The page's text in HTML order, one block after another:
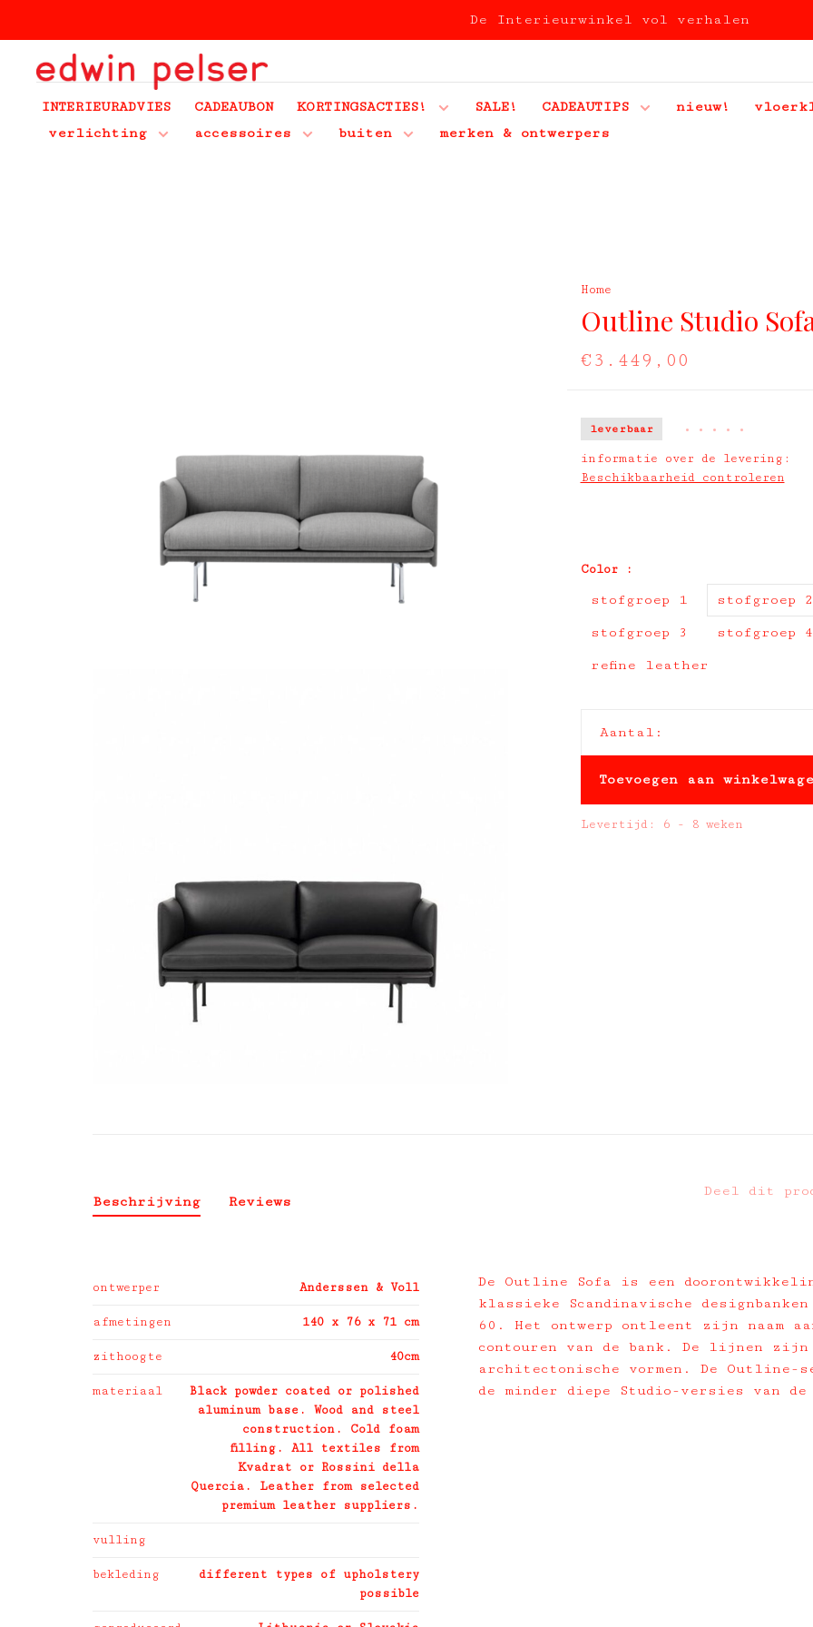
De Interieurwinkel vol verhalen
INTERIEURADVIES CADEAUBON KORTINGSACTIES! SALE! CADEAUTIPS nieuw!
verlichting
accessoires buiten merken & ontwerpers
Home
Outline Studio
€3.449,00
leverbaar • • • • •
informatie over de levering:
Beschikbaarheid controleren
Color :
stofgroep 1 stofgroep 2
stofgroep 3 stofgroep 4
refine leather
Aantal:
Toevoegen aan
Levertijd: 6 - 8 weken
Deel dit
Beschrijving Reviews
ontwerper Anderssen & Voll
afmetingen 140 x 76 x 71 cm
zithoogte 40cm
materiaal
Black powder coated or polished
aluminum base. Wood and steel
construction. Cold foam
filling. All textiles from
Kvadrat or Rossini della
Quercia. Leather from selected
premium leather suppliers.
vulling
bekleding
different types of upholstery
possible
De Outline Sofa is een
klassieke Scandinavische
60. Het ontwerp ontleent zijn naam
contouren van de bank. De lijnen zijn
architectonische vormen. De Outline-
de minder diepe Studio-versies van